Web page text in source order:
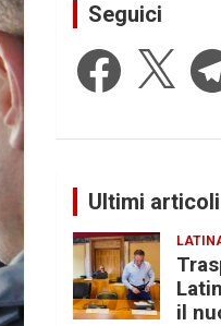
Seguici
Facebook
X
Ultimi articoli
il